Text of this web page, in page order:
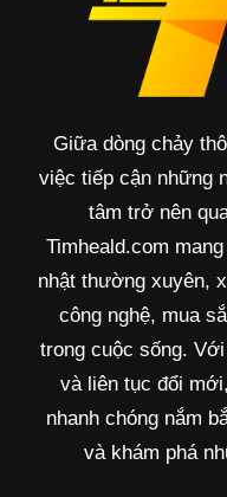
Giữa dòng chảy
việc tiếp cận những
tâm trở nên
Timheald.com
nhật thường xuyên,
công nghệ, mua
trong cuộc sống.
và liên tục đổi
nhanh chóng nắm
và khám phá